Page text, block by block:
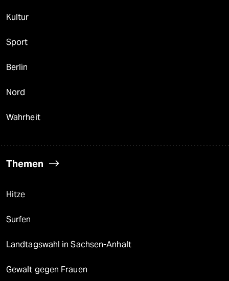
Kultur
Sport
Berlin
Nord
Wahrheit
Themen
Hitze
Surfen
Landtagswahl in Sachsen-Anhalt
Gewalt gegen Frauen